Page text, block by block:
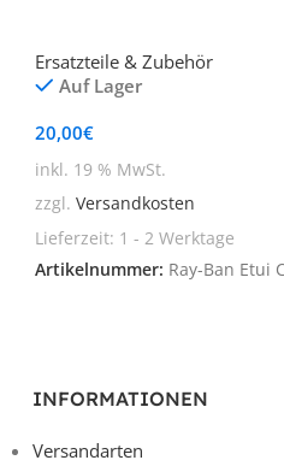
Ersatzteile & Zubehör
Auf Lager
20,00€
inkl. 19 % MwSt.
zzgl. Versandkosten
Lieferzeit: 1 - 2 Werktage
Artikelnummer: Ray-Ban Etui
INFORMATIONEN
Versandarten